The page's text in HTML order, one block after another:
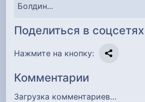
Болдин...
Поделиться в соцсетях
Нажмите на кнопку:
Комментарии
Загрузка комментариев…